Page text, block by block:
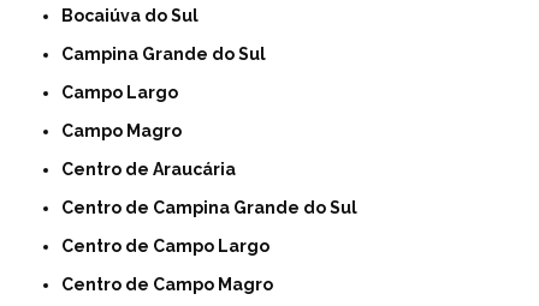
Bocaiúva do Sul
Campina Grande do Sul
Campo Largo
Campo Magro
Centro de Araucária
Centro de Campina Grande do Sul
Centro de Campo Largo
Centro de Campo Magro